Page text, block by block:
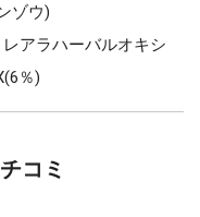
ゾウ)
アラハーバルオキシ
％)
コミ